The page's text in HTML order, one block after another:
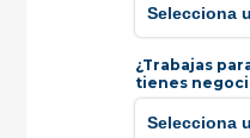
¿Trabajas
tienes